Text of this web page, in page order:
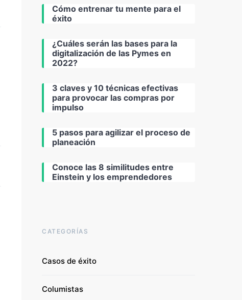
Cómo entrenar tu mente para el
éxito
¿Cuáles serán las bases para la
digitalización de las Pymes en
2022?
3 claves y 10 técnicas efectivas
para provocar las compras por
impulso
5 pasos para agilizar el proceso de
planeación
Conoce las 8 similitudes entre
Einstein y los emprendedores
CATEGORÍAS
Casos de éxito
Columistas